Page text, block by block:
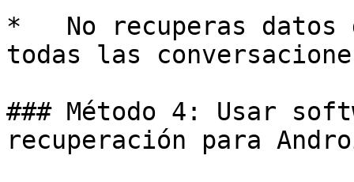
*   No recuperas
todas las
### Método 4: Usar
recuperación para